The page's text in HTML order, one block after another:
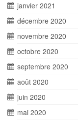
janvier 2021
décembre 2020
novembre 2020
octobre 2020
septembre 2020
août 2020
juin 2020
mai 2020